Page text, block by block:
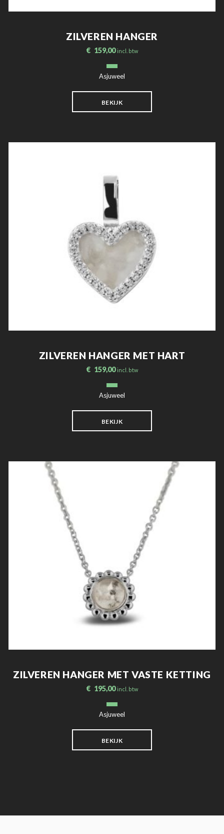
ZILVEREN HANGER
€ 159,00 incl. btw
Asjuweel
BEKIJK
ZILVEREN HANGER MET HART
€ 159,00 incl. btw
Asjuweel
BEKIJK
ZILVEREN HANGER MET VASTE KETTING
€ 195,00 incl. btw
Asjuweel
BEKIJK